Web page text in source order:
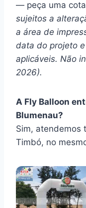
— peça uma
sujeitos a
a área de
data do projeto
aplicáveis. Não
2026).
A Fly Balloon
Blumenau?
Sim, atendemos
Timbó, no